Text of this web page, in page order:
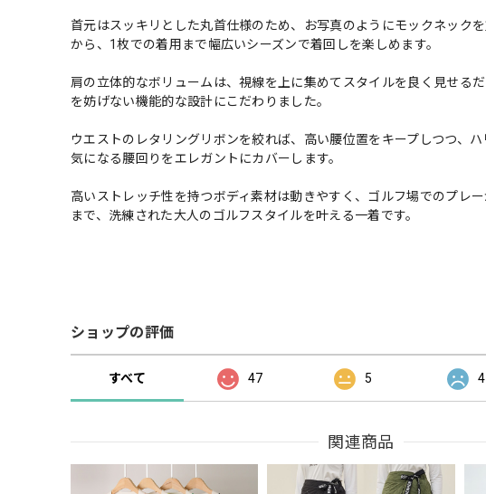
首元はスッキリとした丸首仕様のため、お写真のようにモックネック
から、1枚での着用まで幅広いシーズンで着回しを楽しめます。
肩の立体的なボリュームは、視線を上に集めてスタイルを良く見せる
を妨げない機能的な設計にこだわりました。
ウエストのレタリングリボンを絞れば、高い腰位置をキープしつつ、
気になる腰回りをエレガントにカバーします。
高いストレッチ性を持つボディ素材は動きやすく、ゴルフ場でのプレ
まで、洗練された大人のゴルフスタイルを叶える一着です。
ショップの評価
すべて 47 5 4
関連商品